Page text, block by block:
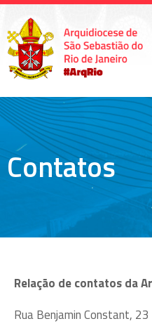
Contatos
Relação de contatos da
Rua Benjamin Constant,